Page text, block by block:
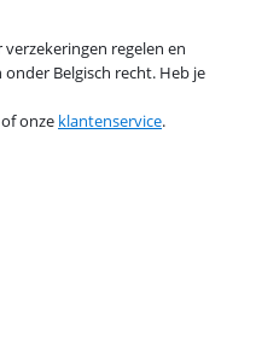
regelen en
Belgisch recht. Heb je
of onze klantenservice.